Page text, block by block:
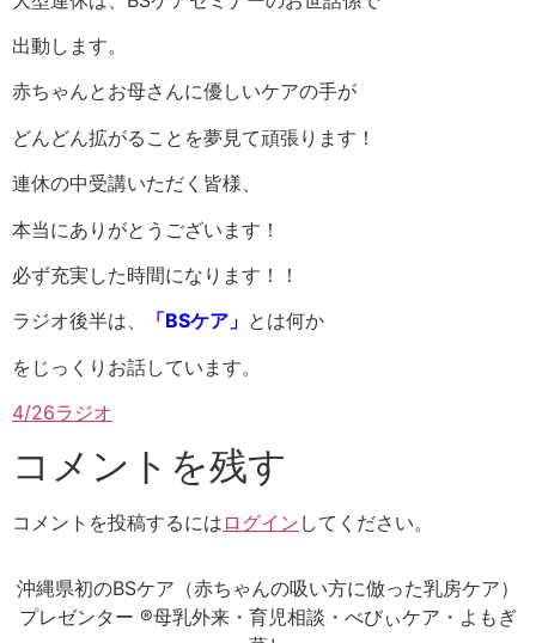
出動します。
赤ちゃんとお母さんに優しいケアの手が
どんどん拡がることを夢見て頑張ります！
連休の中受講いただく皆様、
本当にありがとうございます！
必ず充実した時間になります！！
ラジオ後半は、
「BSケア」 とは何か
をじっくりお話しています。
4/26ラジオ
コメントを残す
コメントを投稿するには ログイン してください。
沖縄県初のBSケア（赤ちゃんの吸い方に倣った乳房ケア）
プレゼンター ®母乳外来・育児相談・べびぃケア・よもぎ